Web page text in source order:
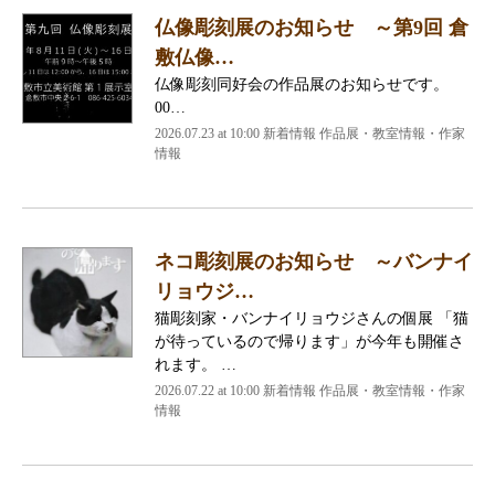
仏像彫刻展のお知らせ ～第9回 倉
敷仏像…
仏像彫刻同好会の作品展のお知らせです。
00…
2026.07.23 at 10:00 新着情報 作品展・教室情報・作家
情報
ネコ彫刻展のお知らせ ～バンナイ
リョウジ…
猫彫刻家・バンナイリョウジさんの個展 「猫
が待っているので帰ります」が今年も開催さ
れます。 …
2026.07.22 at 10:00 新着情報 作品展・教室情報・作家
情報